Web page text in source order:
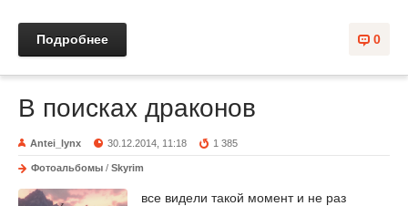
0
Подробнее
В поисках драконов
Antei_lynx 30.12.2014, 11:18 1 385
Фотоальбомы / Skyrim
все видели такой момент и не раз